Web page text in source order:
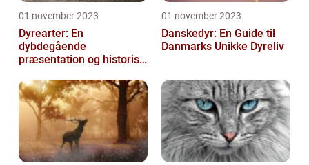
01 november 2023
Dyrearter: En
dybdegående
præsentation og historisk
01 november 2023
Danskedyr: En Guide til
Danmarks Unikke Dyreliv